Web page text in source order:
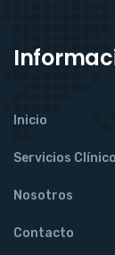
Inicio
Servicios
Nosotros
Contacto